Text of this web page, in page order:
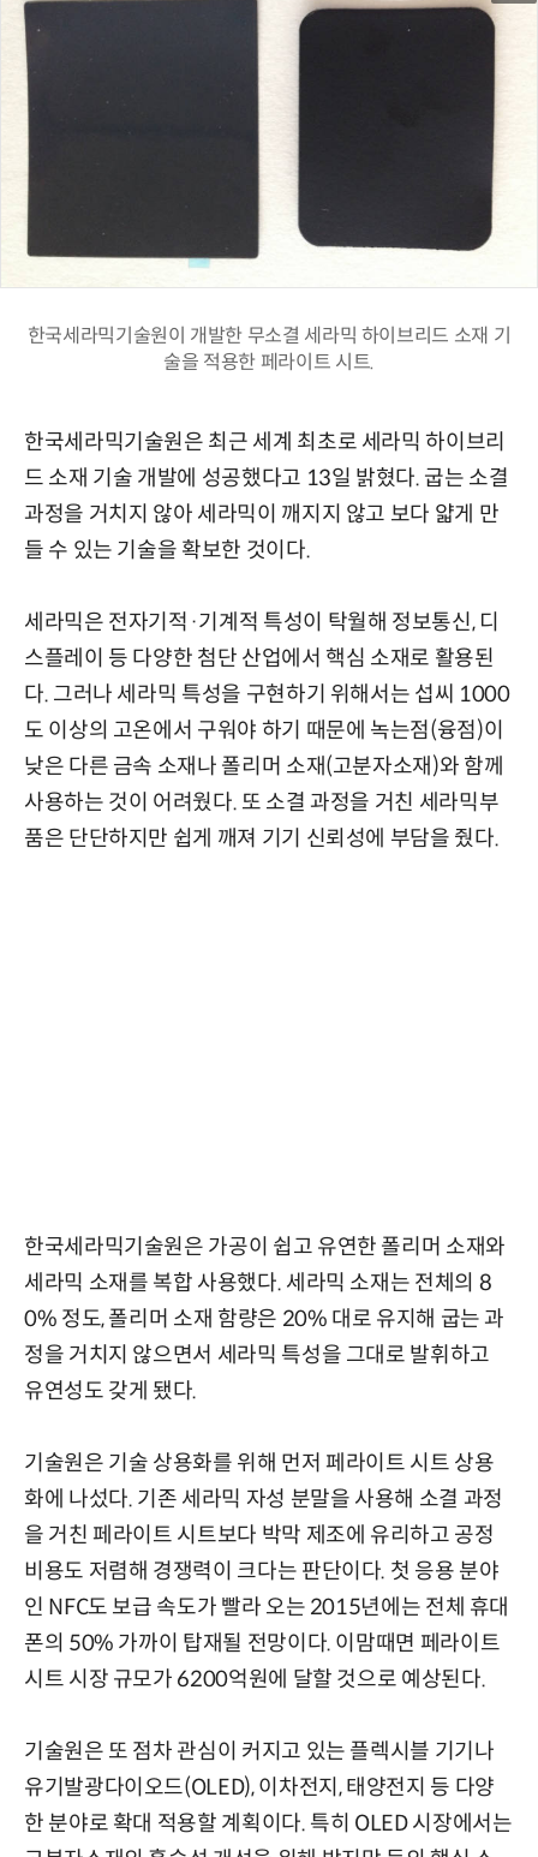
한국세라믹기술원이 개발한 무소결 세라믹 하이브리드 소재 기
술을 적용한 페라이트 시트.
한국세라믹기술원은 최근 세계 최초로 세라믹 하이브리
드 소재 기술 개발에 성공했다고 13일 밝혔다. 굽는 소결
과정을 거치지 않아 세라믹이 깨지지 않고 보다 얇게 만
들 수 있는 기술을 확보한 것이다.
세라믹은 전자기적·기계적 특성이 탁월해 정보통신, 디
스플레이 등 다양한 첨단 산업에서 핵심 소재로 활용된
다. 그러나 세라믹 특성을 구현하기 위해서는 섭씨 1000
도 이상의 고온에서 구워야 하기 때문에 녹는점(융점)이
낮은 다른 금속 소재나 폴리머 소재(고분자소재)와 함께
사용하는 것이 어려웠다. 또 소결 과정을 거친 세라믹부
품은 단단하지만 쉽게 깨져 기기 신뢰성에 부담을 줬다.
한국세라믹기술원은 가공이 쉽고 유연한 폴리머 소재와
세라믹 소재를 복합 사용했다. 세라믹 소재는 전체의 8
0% 정도, 폴리머 소재 함량은 20% 대로 유지해 굽는 과
정을 거치지 않으면서 세라믹 특성을 그대로 발휘하고
유연성도 갖게 됐다.
기술원은 기술 상용화를 위해 먼저 페라이트 시트 상용
화에 나섰다. 기존 세라믹 자성 분말을 사용해 소결 과정
을 거친 페라이트 시트보다 박막 제조에 유리하고 공정
비용도 저렴해 경쟁력이 크다는 판단이다. 첫 응용 분야
인 NFC도 보급 속도가 빨라 오는 2015년에는 전체 휴대
폰의 50% 가까이 탑재될 전망이다. 이맘때면 페라이트
시트 시장 규모가 6200억원에 달할 것으로 예상된다.
기술원은 또 점차 관심이 커지고 있는 플렉시블 기기나
유기발광다이오드(OLED), 이차전지, 태양전지 등 다양
한 분야로 확대 적용할 계획이다. 특히 OLED 시장에서는